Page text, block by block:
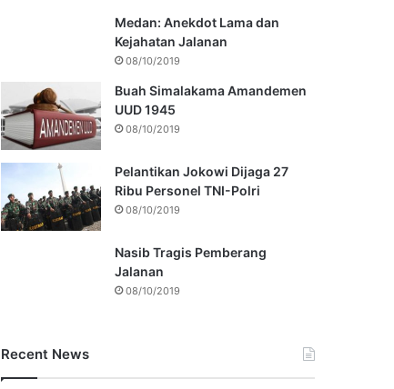
Medan: Anekdot Lama dan
Kejahatan Jalanan
08/10/2019
Buah Simalakama Amandemen
UUD 1945
08/10/2019
Pelantikan Jokowi Dijaga 27
Ribu Personel TNI-Polri
08/10/2019
Nasib Tragis Pemberang
Jalanan
08/10/2019
Recent News